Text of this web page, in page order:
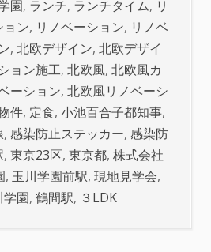
園, ランチ, ランチタイム, リ
ョン, リノベーション, リノベ
, 北欧デザイン, 北欧デザイ
ョン施工, 北欧風, 北欧風カ
ーション, 北欧風リノベーシ
件, 定食, 小池百合子都知事,
, 感染防止ステッカー, 感染防
, 東京23区, 東京都, 株式会社
, 玉川学園前駅, 現地見学会,
学園, 鶴間駅, ３LDK